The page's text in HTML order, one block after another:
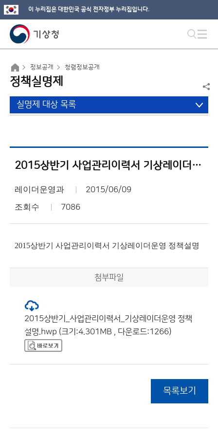
이 누리집은 대한민국 공식 전자정부 누리집입니다.
정보공개 청렴정보공개
정책실명제
실명제 대상 목록
2015상반기 사업관리이력서 기상레이더운영 정책설명
레이더운영과 2015/06/09
조회수 7086
2015상반기 사업관리이력서 기상레이더운영 정책설명
첨부파일
2015상반기_사업관리이력서_기상레이더운영 정책
설명.hwp (크기:4.301MB , 다운로드:1266)
목록보기